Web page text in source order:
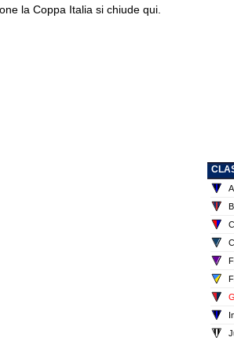
la Coppa Italia si chiude qui.